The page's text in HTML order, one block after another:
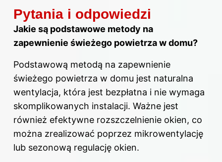
Pytania i odpowiedzi
Jakie są podstawowe metody na
zapewnienie świeżego powietrzaw domu?
Podstawową metodą na zapewnienie
świeżego powietrza w domu jest naturalna
wentylacja, która jest bezpłatna i nie wymaga
skomplikowanych instalacji. Ważne jest
również efektywne rozszczelnienie okien, co
można zrealizować poprzez mikrowentylację
lub sezonową regulację okien.